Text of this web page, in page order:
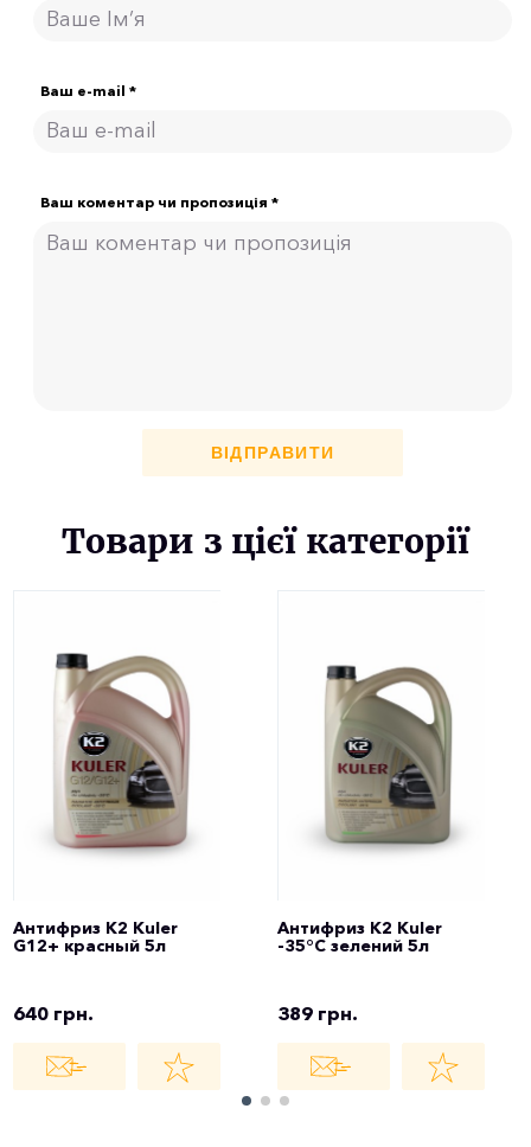
Ваш e-mail *
Ваш коментар чи пропозиція *
ВІДПРАВИТИ
Товари з цієї категорії
Антифриз K2 Kuler
G12+ красный 5л
640 грн.
Антифриз K2 Kuler
-35°C зелений 5л
389 грн.